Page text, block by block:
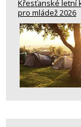
Křesťanské letní
pro mládež 2026